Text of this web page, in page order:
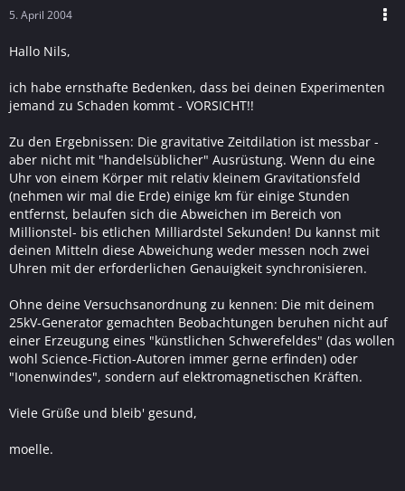
5. April 2004
Hallo Nils,
ich habe ernsthafte Bedenken, dass bei deinen Experimenten
jemand zu Schaden kommt - VORSICHT!!
Zu den Ergebnissen: Die gravitative Zeitdilation ist messbar -
aber nicht mit "handelsüblicher" Ausrüstung. Wenn du eine
Uhr von einem Körper mit relativ kleinem Gravitationsfeld
(nehmen wir mal die Erde) einige km für einige Stunden
entfernst, belaufen sich die Abweichen im Bereich von
Millionstel- bis etlichen Milliardstel Sekunden! Du kannst mit
deinen Mitteln diese Abweichung weder messen noch zwei
Uhren mit der erforderlichen Genauigkeit synchronisieren.
Ohne deine Versuchsanordnung zu kennen: Die mit deinem
25kV-Generator gemachten Beobachtungen beruhen nicht auf
einer Erzeugung eines "künstlichen Schwerefeldes" (das wollen
wohl Science-Fiction-Autoren immer gerne erfinden) oder
"Ionenwindes", sondern auf elektromagnetischen Kräften.
Viele Grüße und bleib' gesund,
moelle.